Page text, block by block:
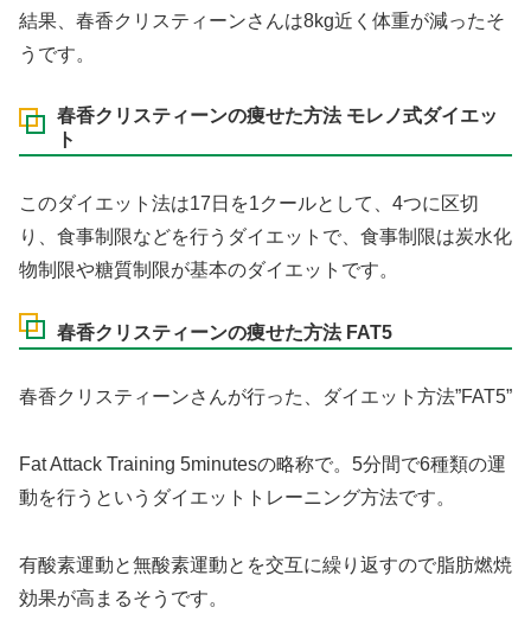
結果、春香クリスティーンさんは8kg近く体重が減ったそ
うです。
春香クリスティーンの痩せた方法 モレノ式ダイエッ
ト
このダイエット法は17日を1クールとして、4つに区切
り、食事制限などを行うダイエットで、食事制限は炭水化
物制限や糖質制限が基本のダイエットです。
春香クリスティーンの痩せた方法 FAT5
春香クリスティーンさんが行った、ダイエット方法”FAT5”
Fat Attack Training 5minutesの略称で。5分間で6種類の運
動を行うというダイエットトレーニング方法です。
有酸素運動と無酸素運動とを交互に繰り返すので脂肪燃焼
効果が高まるそうです。